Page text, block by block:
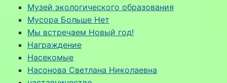
Музей экологического образования
Мусора Больше Нет
Мы встречаем Новый год!
Награждение
Насекомые
Насонова Светлана Николаевна